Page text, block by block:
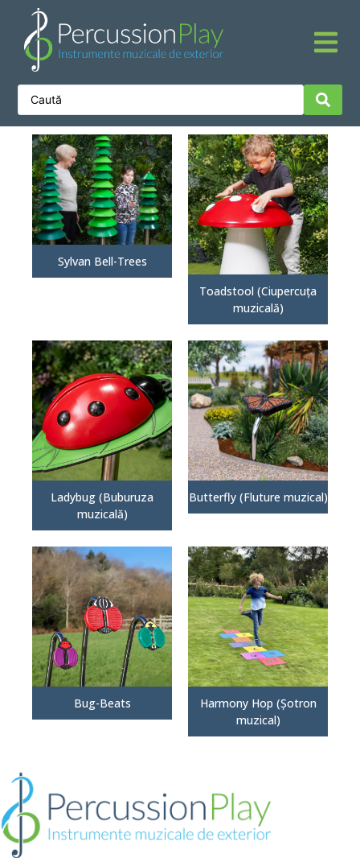
Sylvan Bell-Trees
Toadstool (Ciupercuța
muzicală)
Ladybug (Buburuza
muzicală)
Butterfly (Fluture muzical)
Bug-Beats
Harmony Hop (Șotron
muzical)